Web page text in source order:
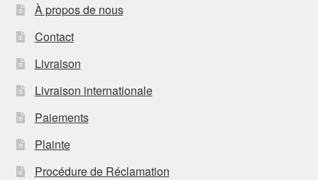
À propos de nous
Contact
Livraison
Livraison internationale
Paiements
Plainte
Procédure de Réclamation